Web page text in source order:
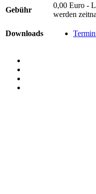
Gebühr
0,00 Euro -
werden
Downloads